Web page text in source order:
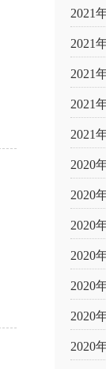
2021
2021
2021
2021
2021
2020
2020
2020
2020
2020
2020
2020